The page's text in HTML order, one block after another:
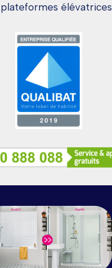
élévatrices